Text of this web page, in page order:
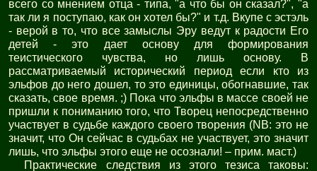
всего со мнением отца - типа, "а что бы он сказал?", "а
так ли я поступаю, как он хотел бы?" и т.д. Вкупе с эстэль
- верой в то, что все замыслы Эру ведут к радости Его
детей - это дает основу для формирования
теистического чувства, но лишь основу. В
рассматриваемый исторический период если кто из
эльфов до него дошел, то это единицы, обогнавшие, так
сказать, свое время. ;) Пока что эльфы в массе своей не
пришли к пониманию того, что Творец непосредственно
участвует в судьбе каждого своего творения (NB: это не
значит, что Он сейчас в судьбах не участвует, это значит
лишь, что эльфы этого еще не осознали! – прим. маст.)
Практические следствия из этого тезиса таковы: